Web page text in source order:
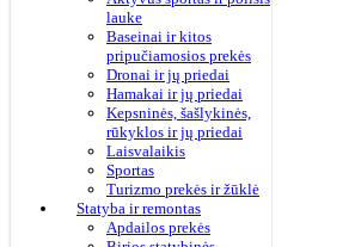
lauke
Baseinai ir kitos
pripučiamosios prekės
Dronai ir jų priedai
Hamakai ir jų priedai
Kepsninės, šašlykinės,
rūkyklos ir jų priedai
Laisvalaikis
Sportas
Turizmo prekės ir žūklė
Statyba ir remontas
Apdailos prekės